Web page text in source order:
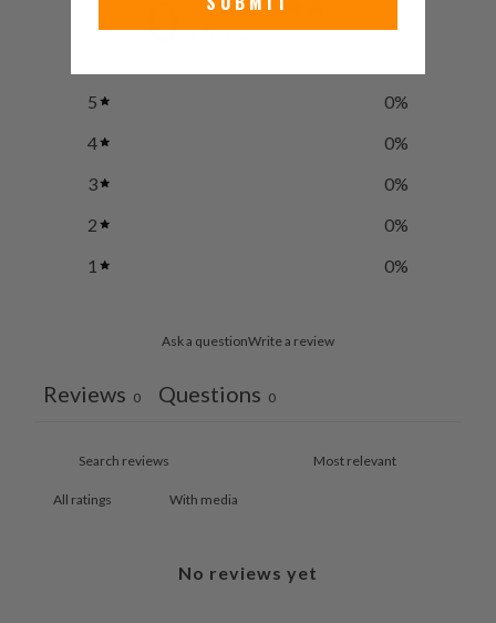
0 / 5
5 0%
4
0%
3
0%
2
0%
1
0%
Ask a questionWrite a review
Reviews 0 Questions 0
With media
No reviews yet